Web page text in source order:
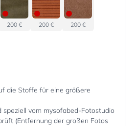
200 € 200 € 200 €
die Stoffe für eine größere
speziell vom mysofabed-Fotostudio
(Entfernung der großen Fotos